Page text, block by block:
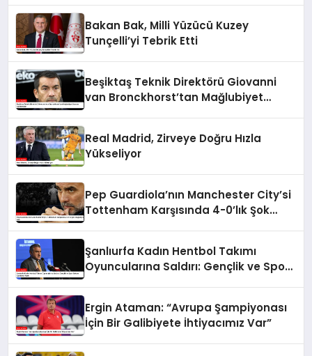
Bakan Bak, Milli Yüzücü Kuzey
Tunçelli’yi Tebrik Etti
Beşiktaş Teknik Direktörü Giovanni
van Bronckhorst’tan Mağlubiyet
Real Madrid, Zirveye Doğru Hızla
Yükseliyor
Pep Guardiola’nın Manchester City’si
Tottenham Karşısında 4-0’lık Şok
Şanlıurfa Kadın Hentbol Takımı
Oyuncularına Saldırı: Gençlik ve Spor
Ergin Ataman: “Avrupa Şampiyonası
İçin Bir Galibiyete İhtiyacımız Var”